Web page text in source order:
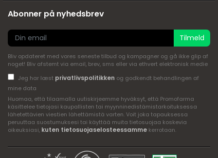
Abonner på nyhedsbrev
Tilmeld
Bliv opdateret med vores seneste tilbud og kampagner og gå ikke glip af
noget! Bliv afstemt via email, brev, sms eller via ethvert elektronisk medie
Jeg har læst privatlivspolitikken og godkendt behandlingen af
mine data
Huomaa, että tilaamalla uutiskirjeemme hyväksyt, että Promofarma
käsittelee tietojasi kaupallisten tai myynninedistämistarkoituksessa
lähetettävien viestien lähettämistä varten. Voit joka tapauksessa
peruuttaa suostumuksesi tai käyttää muita tietosuojaa koskevia
oikeuksiasi, kuten tietosuojaselosteessamme kerrotaan.